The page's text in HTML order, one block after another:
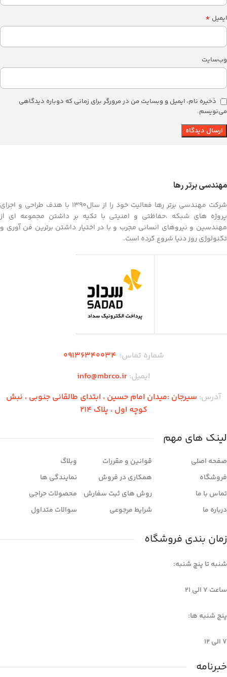
ایمیل *
وب‌سایت
ذخیره نام، ایمیل و وبسایت من در مرورگر برای زمانی که دوباره دیدگاهی
می‌نویسم.
مهندسی برتر رها
شرکت مهندسی برتر رها فعالیت خود را از سال1390 با هدف طراحی و اجرای
پروژه های شبکه ،حفاظتی و امنیتی با تکیه بر داشتن مجموعه ای از
مهندسین و نیروهای انسانی مجرب و با در اختیار داشتن برترین فن آوری و
تکنولوژی روز دنیا شروع کرده است.
شماره تماس:۰۹136340034
ایمیل: info@mbrco.ir
آدرس: سیرجان :میدان امام حسین ، ابتدای طالقانی جنوبی ، نبش
کوچه اول ، پلاک 214
لینک های مهم
صفحه اصلی
فروشگاه
تماس با ما
درباره ما
قوانین و مقررات
همکاری در فروش
روش های ثبت سفارش
شرایط مرجوعی
وبلاگ
نمایندگی ها
محصولات حراجی
سوالات متداول
زمان بندی فروشگاه
شنبه تا پنچ شنبه:
ساعت 7 الی ۲۱
پنج شنبه ها:
7 الی 12
خبرنامه